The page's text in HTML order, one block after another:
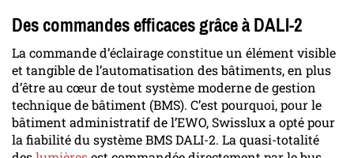
Des commandes efficaces grâce à DALI-2
La commande d’éclairage constitue un élément visible
et tangible de l’automatisation des bâtiments, en plus
d’être au cœur de tout système moderne de gestion
technique de bâtiment (BMS). C’est pourquoi, pour le
bâtiment administratif de l’EWO, Swisslux a opté pour
la fiabilité du système BMS DALI-2. La quasi-totalité